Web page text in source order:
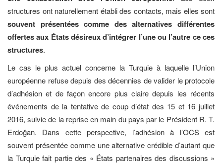
structures ont naturellement établi des contacts, mais elles sont
souvent présentées comme des alternatives différentes
offertes aux États désireux d’intégrer l’une ou l’autre ce ces
structures.
Le cas le plus actuel concerne la Turquie à laquelle l’Union
européenne refuse depuis des décennies de valider le protocole
d’adhésion et de façon encore plus claire depuis les récents
événements de la tentative de coup d’état des 15 et 16 juillet
2016, suivie de la reprise en main du pays par le Président R. T.
Erdoğan. Dans cette perspective, l’adhésion à l’OCS est
souvent présentée comme une alternative crédible d’autant que
la Turquie fait partie des « États partenaires des discussions »